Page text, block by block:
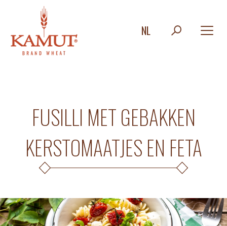
NL
FUSILLI MET GEBAKKEN
KERSTOMAATJES EN FETA